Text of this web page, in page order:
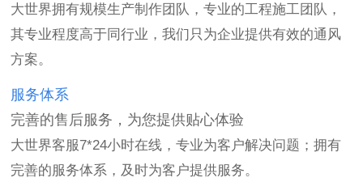
大世界拥有规模生产制作团队，专业的工程施工团队，
其专业程度高于同行业，我们只为企业提供有效的通风
方案。
服务体系
完善的售后服务，为您提供贴心体验
大世界客服7*24小时在线，专业为客户解决问题；拥有
完善的服务体系，及时为客户提供服务。